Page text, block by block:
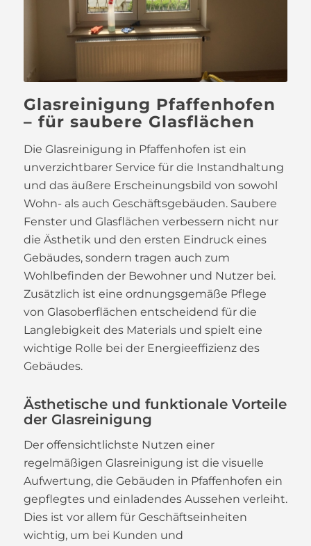
Glasreinigung Pfaffenhofen
– für saubere Glasflächen
Die Glasreinigung in Pfaffenhofen ist ein
unverzichtbarer Service für die Instandhaltung
und das äußere Erscheinungsbild von sowohl
Wohn- als auch Geschäftsgebäuden. Saubere
Fenster und Glasflächen verbessern nicht nur
die Ästhetik und den ersten Eindruck eines
Gebäudes, sondern tragen auch zum
Wohlbefinden der Bewohner und Nutzer bei.
Zusätzlich ist eine ordnungsgemäße Pflege
von Glasoberflächen entscheidend für die
Langlebigkeit des Materials und spielt eine
wichtige Rolle bei der Energieeffizienz des
Gebäudes.
Ästhetische und funktionale Vorteile
der Glasreinigung
Der offensichtlichste Nutzen einer
regelmäßigen Glasreinigung ist die visuelle
Aufwertung, die Gebäuden in Pfaffenhofen ein
gepflegtes und einladendes Aussehen verleiht.
Dies ist vor allem für Geschäftseinheiten
wichtig, um bei Kunden und